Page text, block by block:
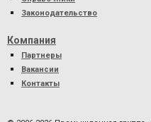
Законодательство
Компания
Партнеры
Вакансии
Контакты